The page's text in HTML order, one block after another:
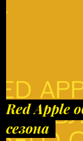
Red Apple
сезона